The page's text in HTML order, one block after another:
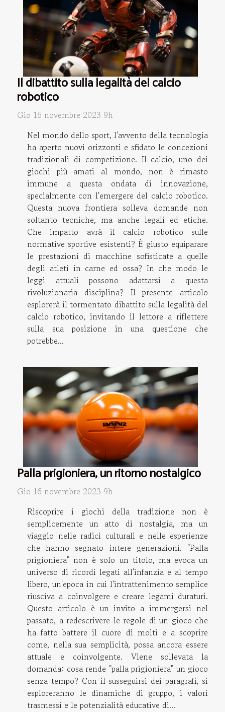
Il dibattito sulla legalità del calcio
robotico
Gio 16 novembre 2023 9h
Nel mondo dello sport, l'avvento della tecnologia
ha aperto nuovi orizzonti e sfidato le concezioni
tradizionali di competizione. Il calcio, uno dei
giochi più amati al mondo, non è rimasto
immune a questa ondata di innovazione,
specialmente con l'emergere del calcio robotico.
Questa nuova frontiera solleva domande non
soltanto tecniche, ma anche legali ed etiche.
Che impatto avrà il calcio robotico sulle
normative sportive esistenti? È giusto equiparare
le prestazioni di macchine sofisticate a quelle
degli atleti in carne ed ossa? In che modo le
leggi attuali possono adattarsi a questa
rivoluzionaria disciplina? Il presente articolo
esplorerà il tormentato dibattito sulla legalità del
calcio robotico, invitando il lettore a riflettere
sulla sua posizione in una questione che
potrebbe...
Palla prigioniera, un ritorno nostalgico
Gio 16 novembre 2023 9h
Riscoprire i giochi della tradizione non è
semplicemente un atto di nostalgia, ma un
viaggio nelle radici culturali e nelle esperienze
che hanno segnato intere generazioni. "Palla
prigioniera" non è solo un titolo, ma evoca un
universo di ricordi legati all'infanzia e al tempo
libero, un'epoca in cui l'intrattenimento semplice
riusciva a coinvolgere e creare legami duraturi.
Questo articolo è un invito a immergersi nel
passato, a redescrivere le regole di un gioco che
ha fatto battere il cuore di molti e a scoprire
come, nella sua semplicità, possa ancora essere
attuale e coinvolgente. Viene sollevata la
domanda: cosa rende "palla prigioniera" un gioco
senza tempo? Con il susseguirsi dei paragrafi, si
esploreranno le dinamiche di gruppo, i valori
trasmessi e le potenzialità educative di...